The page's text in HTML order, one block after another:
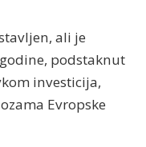
ali je
podstaknut
investicija,
Evropske